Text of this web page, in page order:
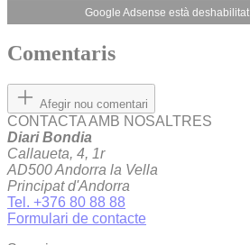
Google Adsense està deshabilitat.
Comentaris
Afegir nou comentari
CONTACTA AMB NOSALTRES
Diari Bondia
Callaueta, 4, 1r
AD500 Andorra la Vella
Principat d'Andorra
Tel. +376 80 88 88
Formulari de contacte